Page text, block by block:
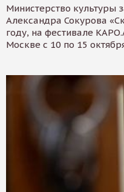
Министерство культуры
Александра Сокурова
году, на фестивале
Москве с 10 по 15